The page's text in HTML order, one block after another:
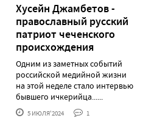
Хусейн Джамбетов -
православный русский
патриот чеченского
происхождения
Одним из заметных событий
российской медийной жизни
на этой неделе стало интервью
бывшего ичкерийца......
5 ИЮЛЯ'2024 1